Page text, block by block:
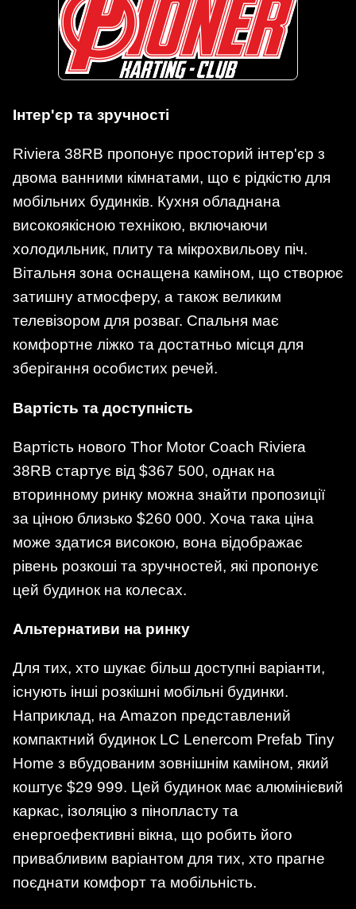
Інтер'єр та зручності
Riviera 38RB пропонує просторий інтер'єр з
двома ванними кімнатами, що є рідкістю для
мобільних будинків. Кухня обладнана
високоякісною технікою, включаючи
холодильник, плиту та мікрохвильову піч.
Вітальня зона оснащена каміном, що створює
затишну атмосферу, а також великим
телевізором для розваг. Спальня має
комфортне ліжко та достатньо місця для
зберігання особистих речей.​
Вартість та доступність
Вартість нового Thor Motor Coach Riviera
38RB стартує від $367 500, однак на
вторинному ринку можна знайти пропозиції
за ціною близько $260 000. Хоча така ціна
може здатися високою, вона відображає
рівень розкоші та зручностей, які пропонує
цей будинок на колесах.​
Альтернативи на ринку
Для тих, хто шукає більш доступні варіанти,
існують інші розкішні мобільні будинки.
Наприклад, на Amazon представлений
компактний будинок LC Lenercom Prefab Tiny
Home з вбудованим зовнішнім каміном, який
коштує $29 999. Цей будинок має алюмінієвий
каркас, ізоляцію з пінопласту та
енергоефективні вікна, що робить його
привабливим варіантом для тих, хто прагне
поєднати комфорт та мобільність. ​